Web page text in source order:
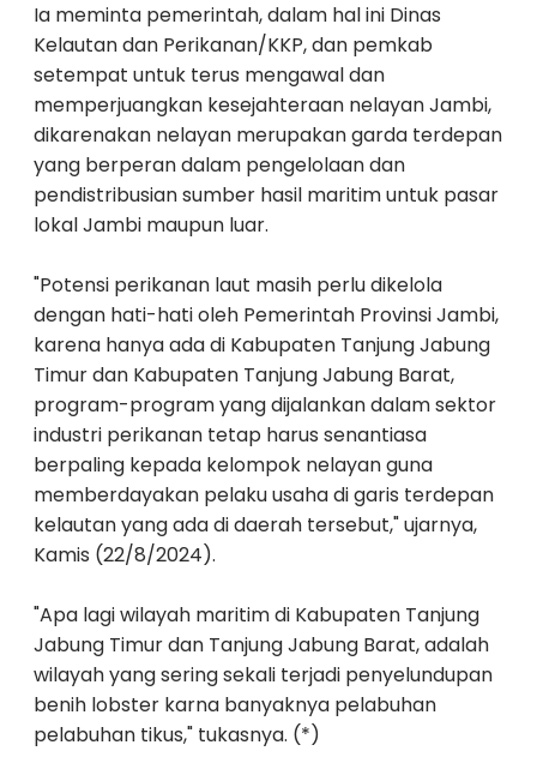
Ia meminta pemerintah, dalam hal ini Dinas
Kelautan dan Perikanan/KKP, dan pemkab
setempat untuk terus mengawal dan
memperjuangkan kesejahteraan nelayan Jambi,
dikarenakan nelayan merupakan garda terdepan
yang berperan dalam pengelolaan dan
pendistribusian sumber hasil maritim untuk pasar
lokal Jambi maupun luar.
"Potensi perikanan laut masih perlu dikelola
dengan hati-hati oleh Pemerintah Provinsi Jambi,
karena hanya ada di Kabupaten Tanjung Jabung
Timur dan Kabupaten Tanjung Jabung Barat,
program-program yang dijalankan dalam sektor
industri perikanan tetap harus senantiasa
berpaling kepada kelompok nelayan guna
memberdayakan pelaku usaha di garis terdepan
kelautan yang ada di daerah tersebut," ujarnya,
Kamis (22/8/2024).
"Apa lagi wilayah maritim di Kabupaten Tanjung
Jabung Timur dan Tanjung Jabung Barat, adalah
wilayah yang sering sekali terjadi penyelundupan
benih lobster karna banyaknya pelabuhan
pelabuhan tikus," tukasnya. (*)